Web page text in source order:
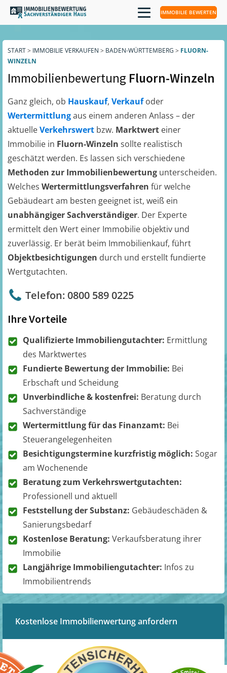
IMMOBILIE BEWERTEN
START> IMMOBILIE VERKAUFEN > BADEN-WÜRTTEMBERG > FLUORN-
WINZELN
Immobilienbewertung Fluorn-Winzeln
Ganz gleich, ob Hauskauf, Verkaufoder
Wertermittlungaus einem anderen Anlass – der
aktuelleVerkehrswert bzw. Marktwert einer
Immobilie in Fluorn-Winzeln sollte realistisch
geschätzt werden. Es lassen sich verschiedene
Methoden zur Immobilienbewertung unterscheiden.
Welches Wertermittlungsverfahren für welche
Gebäudeart am besten geeignet ist, weiß ein
unabhängiger Sachverständiger. Der Experte
ermittelt den Wert einer Immobilie objektiv und
zuverlässig. Er berät beim Immobilienkauf, führt
Objektbesichtigungen durch und erstellt fundierte
Wertgutachten.
Telefon: 0800 589 0225
Ihre Vorteile
Qualifizierte Immobiliengutachter: Ermittlung
des Marktwertes
Fundierte Bewertung der Immobilie: Bei
Erbschaft und Scheidung
Unverbindliche & kostenfrei: Beratung durch
Sachverständige
Wertermittlung für das Finanzamt: Bei
Steuerangelegenheiten
Besichtigungstermine kurzfristig möglich: Sogar
am Wochenende
Beratung zum Verkehrswertgutachten:
Professionell und aktuell
Feststellung der Substanz: Gebäudeschäden &
Sanierungsbedarf
Kostenlose Beratung: Verkaufsberatung ihrer
Immobilie
Langjährige Immobiliengutachter: Infos zu
Immobilientrends
Kostenlose Immobilienwertung anfordern